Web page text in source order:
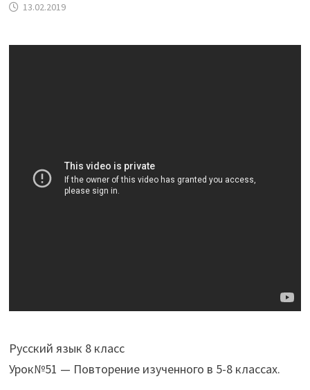
13.02.2019
Русский язык 8 класс
Урок№51 — Повторение изученного в 5-8 классах.